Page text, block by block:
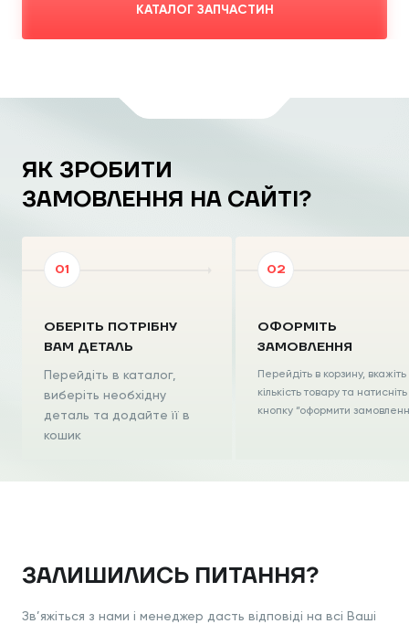
КАТАЛОГ ЗАПЧАСТИН
ЯК ЗРОБИТИ
ЗАМОВЛЕННЯ НА САЙТІ?
ОБЕРІТЬ ПОТРІБНУ
ВАМ ДЕТАЛЬ
Перейдіть в каталог,
виберіть необхідну
деталь та додайте її в
кошик
ОФОРМІТЬ
ЗАМОВЛЕННЯ
Перейдіть в корзину, вкажіть
кількість товару та натисніть
кнопку “оформити
ЗАЛИШИЛИСЬ ПИТАННЯ?
Зв’яжіться з нами і менеджер дасть відповіді на всі Ваші